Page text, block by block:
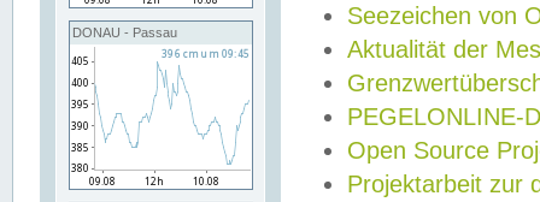
DONAU - Passau
Seezeichen von
Aktualität der
PEGELONLINE-
Open Source
Projektarbeit zur